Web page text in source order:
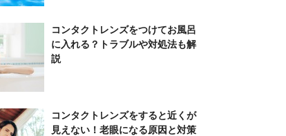
コンタクトレンズをつけてお風呂
に入れる？トラブルや対処法も解
説
コンタクトレンズをすると近くが
見えない！老眼になる原因と対策